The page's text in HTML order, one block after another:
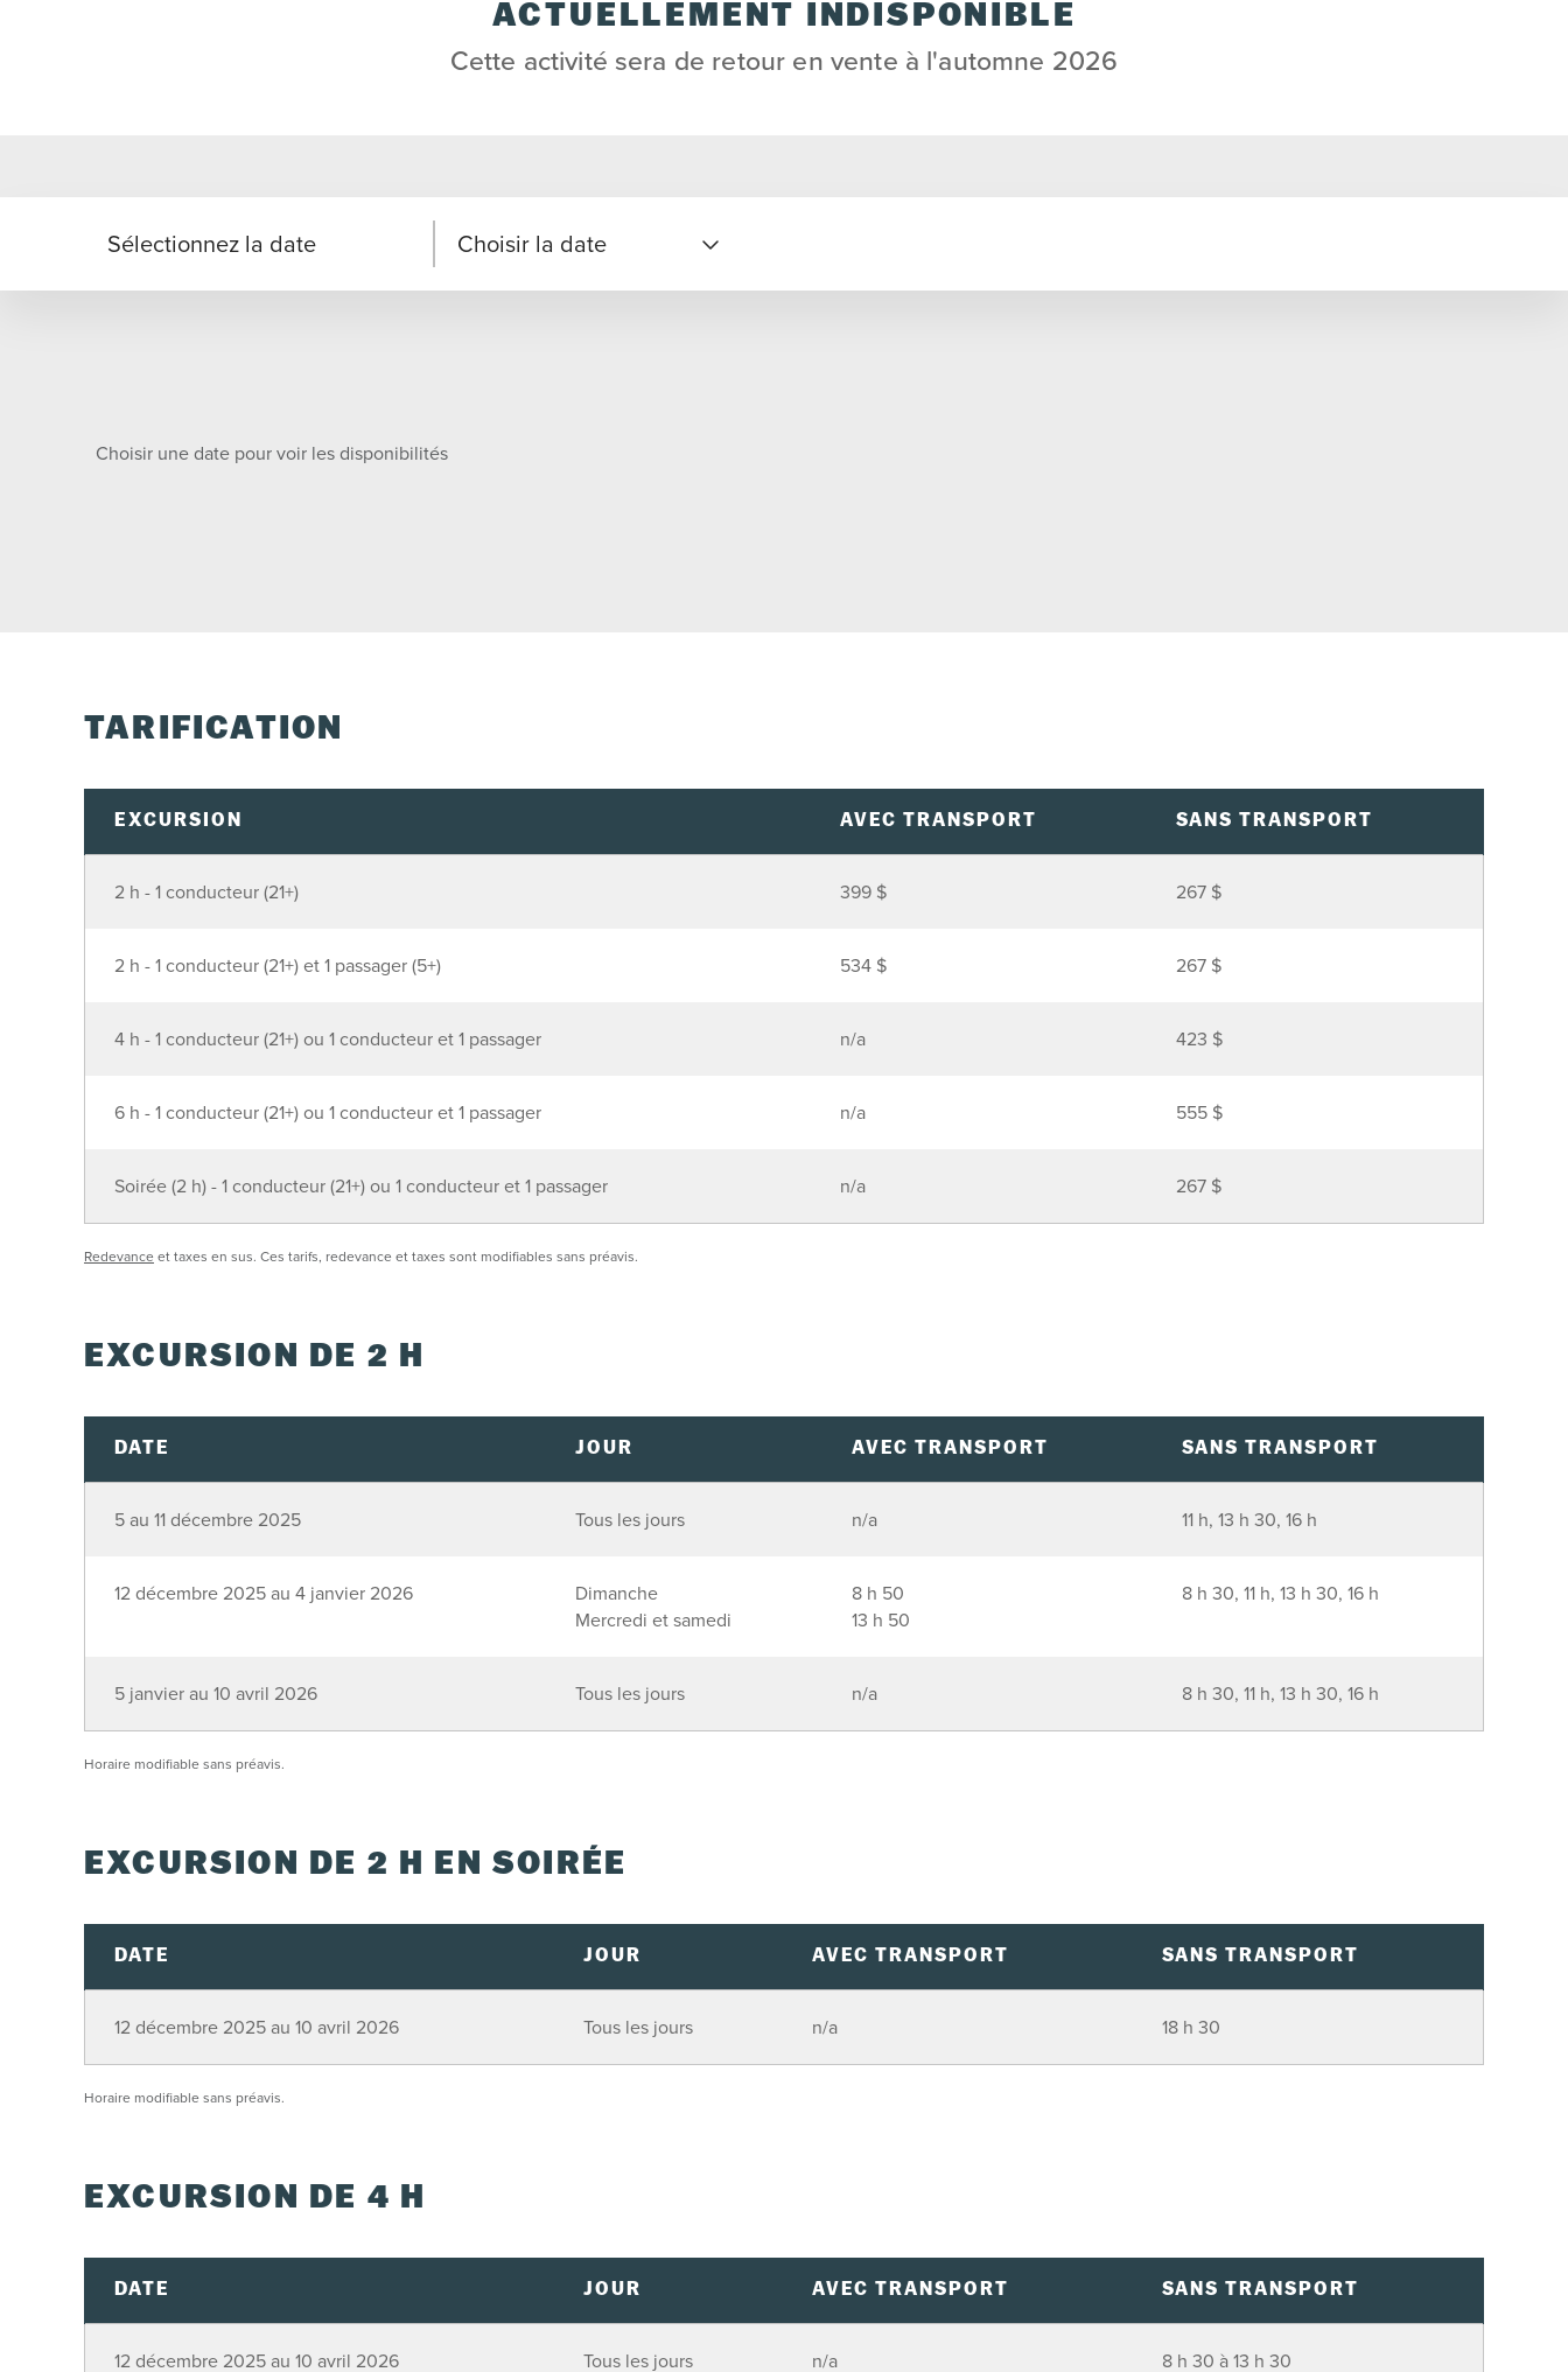
ACTUELLEMENT INDISPONIBLE
Cette activité sera de retour en vente à l'automne 2026
Sélectionnez la date Choisir la date
Choisir une date pour voir les disponibilités
TARIFICATION
EXCURSION AVEC TRANSPORT SANS TRANSPORT
2 h - 1 conducteur (21+) 399 $ 267 $
2 h - 1 conducteur (21+) et 1 passager (5+) 534 $ 267 $
4 h - 1 conducteur (21+) ou 1 conducteur et 1 passager n/a 423 $
6 h - 1 conducteur (21+) ou 1 conducteur et 1 passager n/a 555 $
Soirée (2 h) - 1 conducteur (21+) ou 1 conducteur et 1 passager n/a 267 $
Redevance et taxes en sus. Ces tarifs, redevance et taxes sont modifiables sans préavis.
EXCURSION DE 2 H
DATE JOUR AVEC TRANSPORT SANS TRANSPORT
5 au 11 décembre 2025 Tous les jours n/a 11 h, 13 h 30, 16 h
12 décembre 2025 au 4 janvier 2026
Dimanche
Mercredi et samedi
8 h 50
13 h 50
8 h 30, 11 h, 13 h 30, 16 h
5 janvier au 10 avril 2026 Tous les jours n/a 8 h 30, 11 h, 13 h 30, 16 h
Horaire modifiable sans préavis.
EXCURSION DE 2 H EN SOIRÉE
DATE JOUR AVEC TRANSPORT SANS TRANSPORT
12 décembre 2025 au 10 avril 2026 Tous les jours n/a 18 h 30
Horaire modifiable sans préavis.
EXCURSION DE 4 H
DATE JOUR AVEC TRANSPORT SANS TRANSPORT
12 décembre 2025 au 10 avril 2026 Tous les jours n/a 8 h 30 à 13 h 30